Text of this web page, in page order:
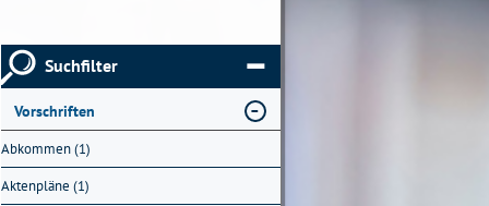
Suchfilter
Vorschriften
Abkommen (1)
Aktenpläne (1)